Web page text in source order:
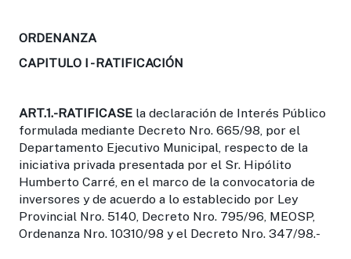
ORDENANZA
CAPITULO I - RATIFICACIÓN
ART.1.-RATIFICASE la declaración de Interés Público
formulada mediante Decreto Nro. 665/98, por el
Departamento Ejecutivo Municipal, respecto de la
iniciativa privada presentada por el Sr. Hipólito
Humberto Carré, en el marco de la convocatoria de
inversores y de acuerdo a lo establecido por Ley
Provincial Nro. 5140, Decreto Nro. 795/96, MEOSP,
Ordenanza Nro. 10310/98 y el Decreto Nro. 347/98.-